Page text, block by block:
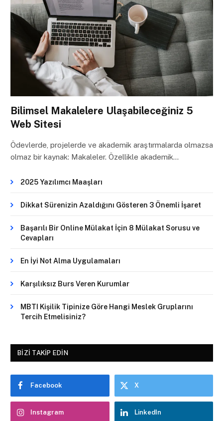
Bilimsel Makalelere Ulaşabileceğiniz 5
Web Sitesi
Ödevlerde, projelerde ve akademik araştırmalarda olmazsa
olmaz bir kaynak: Makaleler. Özellikle akademik…
2025 Yazılımcı Maaşları
Dikkat Sürenizin Azaldığını Gösteren 3 Önemli İşaret
Başarılı Bir Online Mülakat İçin 8 Mülakat Sorusu ve
Cevapları
En İyi Not Alma Uygulamaları
Karşılıksız Burs Veren Kurumlar
MBTI Kişilik Tipinize Göre Hangi Meslek Gruplarını
Tercih Etmelisiniz?
BIZI TAKIP EDIN
Facebook X
Instagram LinkedIn